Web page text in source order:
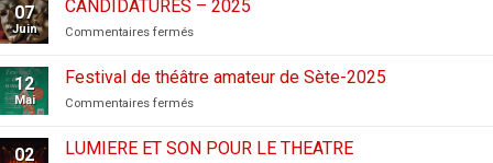
COSTUME
07
Juin
CANDIDATURES – 2025
Commentaires ferméssur
2025
12
Mai
Festival de théâtre amateur de Sète-2025
Commentaires ferméssur
de
théâtre
02 LUMIERE ET SON POUR LE THEATRE